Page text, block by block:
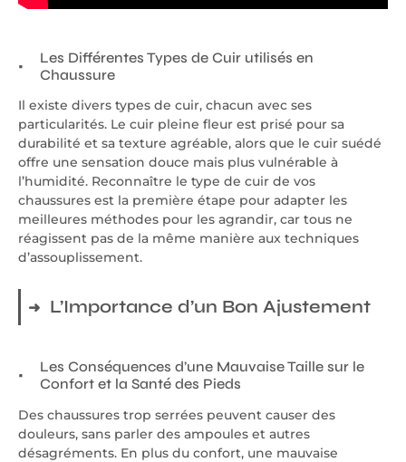
Les Différentes Types de Cuir utilisés en
Chaussure
Il existe divers types de cuir, chacun avec ses
particularités. Le cuir pleine fleur est prisé pour sa
durabilité et sa texture agréable, alors que le cuir suédé
offre une sensation douce mais plus vulnérable à
l’humidité. Reconnaître le type de cuir de vos
chaussures est la première étape pour adapter les
meilleures méthodes pour les agrandir, car tous ne
réagissent pas de la même manière aux techniques
d’assouplissement.
L’Importance d’un Bon Ajustement
Les Conséquences d’une Mauvaise Taille sur le
Confort et la Santé des Pieds
Des chaussures trop serrées peuvent causer des
douleurs, sans parler des ampoules et autres
désagréments. En plus du confort, une mauvaise